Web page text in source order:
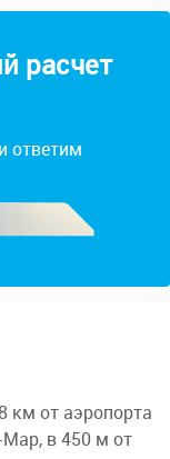
расчет
ответим
км от аэропорта
в 450 м от